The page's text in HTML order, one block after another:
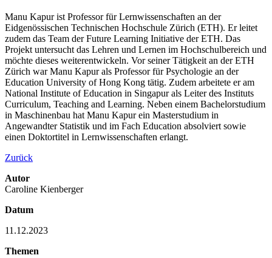
Manu Kapur ist Professor für Lernwissenschaften an der
Eidgenössischen Technischen Hochschule Zürich (ETH). Er leitet
zudem das Team der Future Learning Initiative der ETH. Das
Projekt untersucht das Lehren und Lernen im Hochschulbereich und
möchte dieses weiterentwickeln. Vor seiner Tätigkeit an der ETH
Zürich war Manu Kapur als Professor für Psychologie an der
Education University of Hong Kong tätig. Zudem arbeitete er am
National Institute of Education in Singapur als Leiter des Instituts
Curriculum, Teaching and Learning. Neben einem Bachelorstudium
in Maschinenbau hat Manu Kapur ein Masterstudium in
Angewandter Statistik und im Fach Education absolviert sowie
einen Doktortitel in Lernwissenschaften erlangt.
Zurück
Autor
Caroline Kienberger
Datum
11.12.2023
Themen